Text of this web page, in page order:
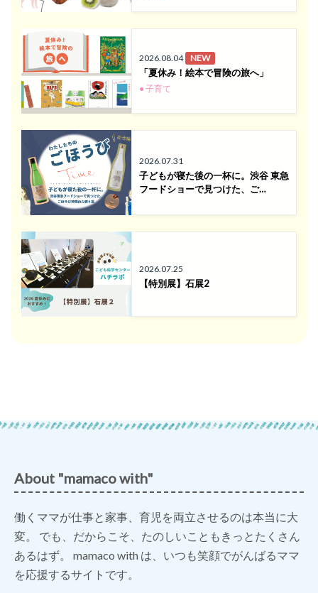
2026.08.04 NEW
「夏休み！絵本で冒険の旅へ」
● 子育て
2026.07.31
子どもが寝た後の一杯に。渋谷 東急
フードショーで見つけた、ご…
2026.07.25
【特別展】石展2
About "mamaco with"
働くママが仕事と家事、育児を両立させるのは本当に大
変。 でも、だからこそ、たのしいこともきっとたくさん
あるはず。 mamaco with は、いつも笑顔でがんばるママ
を応援するサイトです。